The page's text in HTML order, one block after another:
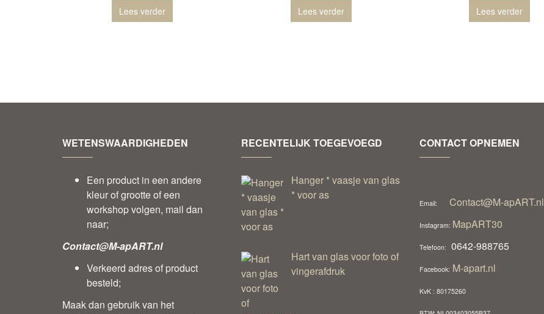
Lees verder Lees verder Lees verder
WETENSWAARDIGHEDEN
Een product in een andere
kleur of grootte of een
workshop volgen, mail dan
naar;
Contact@M-apART.nl
Verkeerd adres of product
besteld;
Maak dan gebruik van het
RECENTELIJK TOEGEVOEGD
Hanger * vaasje van glas
* voor as
Hart van glas voor foto of
vingerafdruk
CONTACT OPNEMEN
Email: Contact@M-apART.nl
Instagram: MapART30
Telefoon: 0642-988765
Facebook: M-apart.nl
KvK : 80175260